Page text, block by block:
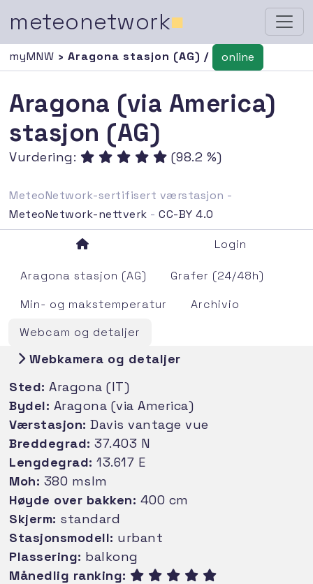
meteonetwork■
myMNW › Aragona stasjon (AG) / online
Aragona (via America)
stasjon (AG)
Vurdering: (98.2 %)
MeteoNetwork-sertifisert værstasjon -
MeteoNetwork-nettverk -CC-BY 4.0
Login
Aragona stasjon (AG)
Grafer (24/48h)
Min- og makstemperatur
Archivio
Webcam og detaljer
Webkamera og detaljer
Sted: Aragona (IT)
Bydel: Aragona (via America)
Værstasjon: Davis vantage vue
Breddegrad: 37.403 N
Lengdegrad: 13.617 E
Moh: 380 mslm
Høyde over bakken: 400 cm
Skjerm: standard
Stasjonsmodell: urbant
Plassering: balkong
Månedlig ranking: